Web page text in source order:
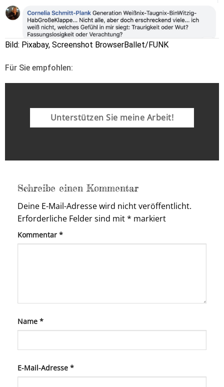
Bild: Pixabay, Screenshot BrowserBallet/FUNK
Für Sie empfohlen:
Unterstützen Sie meine Arbeit!
Schreibe einen Kommentar
Deine E-Mail-Adresse wird nicht veröffentlicht.
Erforderliche Felder sind mit* markiert
Kommentar *
Name *
E-Mail-Adresse *